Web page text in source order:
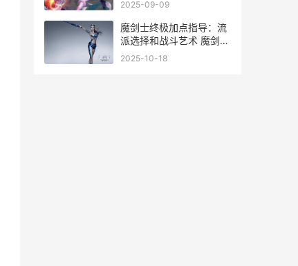
2025-09-09
魔剑士终极加点指导：流
派选择和战斗艺术 魔剑士
技能值
2025-10-18